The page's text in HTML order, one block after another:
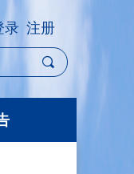
끠
录 注册